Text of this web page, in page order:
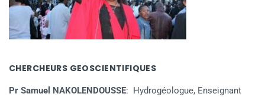
CHERCHEURS GEOSCIENTIFIQUES
Pr Samuel NAKOLENDOUSSE: Hydrogéologue, Enseignant